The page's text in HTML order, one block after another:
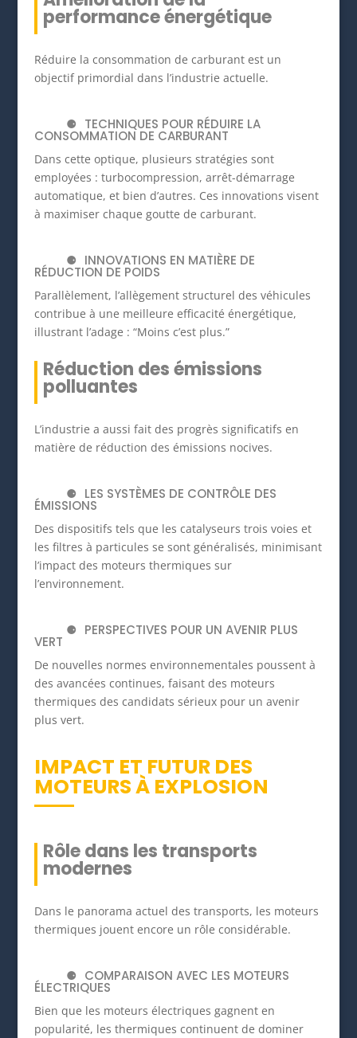
performance énergétique
Réduire la consommation de carburant est un
objectif primordial dans l’industrie actuelle.
TECHNIQUES POUR RÉDUIRE LA
CONSOMMATION DE CARBURANT
Dans cette optique, plusieurs stratégies sont
employées : turbocompression, arrêt-démarrage
automatique, et bien d’autres. Ces innovations visent
à maximiser chaque goutte de carburant.
INNOVATIONS EN MATIÈRE DE
RÉDUCTION DE POIDS
Parallèlement, l’allègement structurel des véhicules
contribue à une meilleure efficacité énergétique,
illustrant l’adage : “Moins c’est plus.”
Réduction des émissions
polluantes
L’industrie a aussi fait des progrès significatifs en
matière de réduction des émissions nocives.
LES SYSTÈMES DE CONTRÔLE DES
ÉMISSIONS
Des dispositifs tels que les catalyseurs trois voies et
les filtres à particules se sont généralisés, minimisant
l’impact des moteurs thermiques sur
l’environnement.
PERSPECTIVES POUR UN AVENIR PLUS
VERT
De nouvelles normes environnementales poussent à
des avancées continues, faisant des moteurs
thermiques des candidats sérieux pour un avenir
plus vert.
IMPACT ET FUTUR DES
MOTEURS À EXPLOSION
Rôle dans les transports
modernes
Dans le panorama actuel des transports, les moteurs
thermiques jouent encore un rôle considérable.
COMPARAISON AVEC LES MOTEURS
ÉLECTRIQUES
Bien que les moteurs électriques gagnent en
popularité, les thermiques continuent de dominer